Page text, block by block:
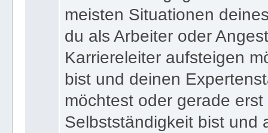
meisten Situationen
du als Arbeiter oder
Karriereleiter aufsteigen
bist und deinen
möchtest oder gerade
Selbstständigkeit bist und